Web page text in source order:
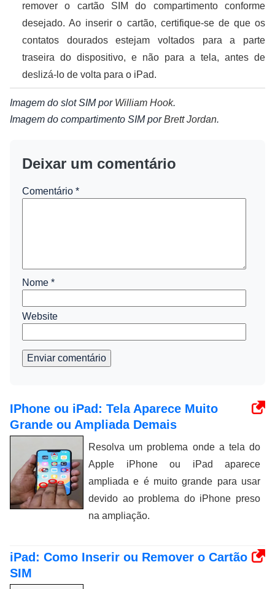
remover o cartão SIM do compartimento conforme
desejado. Ao inserir o cartão, certifique-se de que os
contatos dourados estejam voltados para a parte
traseira do dispositivo, e não para a tela, antes de
deslizá-lo de volta para o iPad.
Imagem do slot SIM por William Hook.
Imagem do compartimento SIM porBrett Jordan.
Deixar um comentário
Comentário *
Nome *
Website
Enviar comentário
IPhone ou iPad: Tela Aparece Muito
Grande ou Ampliada Demais
Resolva um problema onde a tela do
Apple iPhone ou iPad aparece
ampliada e é muito grande para usar
devido ao problema do iPhone preso
na ampliação.
iPad: Como Inserir ou Remover o Cartão
SIM